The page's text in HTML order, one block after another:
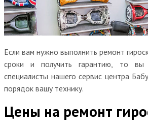
Если вам нужно выполнить ремонт
сроки и получить гарантию, то вы
специалисты нашего сервис центра
порядок вашу технику.
Цены на ремонт